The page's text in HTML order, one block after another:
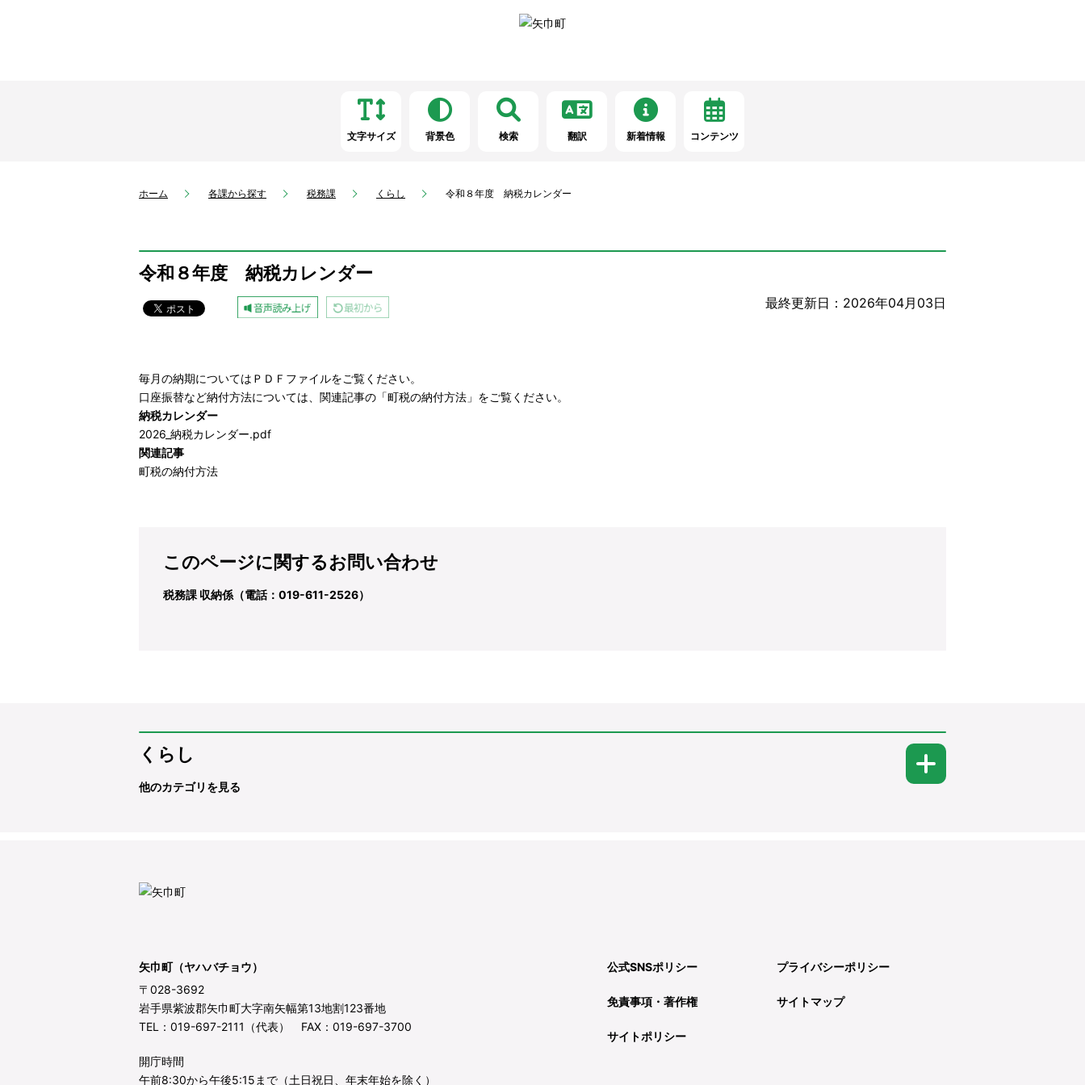
文字サイズ 背景色 検索 翻訳 新着情報 コンテンツ
ホーム 各課から探す 税務課 くらし 令和８年度 納税カレンダー
令和８年度 納税カレンダー
最終更新日：2026年04月03日
毎月の納期についてはＰＤＦファイルをご覧ください。
口座振替など納付方法については、関連記事の「町税の納付方法」をご覧ください。
納税カレンダー
2026_納税カレンダー.pdf
関連記事
町税の納付方法
このページに関するお問い合わせ
税務課 収納係（電話：019-611-2526）
くらし
他のカテゴリを見る
矢巾町（ヤハバチョウ）
〒028-3692
岩手県紫波郡矢巾町大字南矢幅第13地割123番地
TEL：019-697-2111（代表） FAX：019-697-3700
開庁時間
午前8:30から午後5:15まで（土日祝日、年末年始を除く）
公式SNSポリシー プライバシーポリシー
免責事項・著作権 サイトマップ
サイトポリシー